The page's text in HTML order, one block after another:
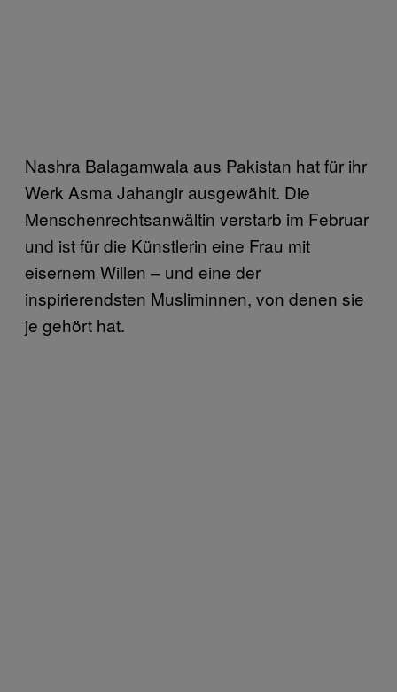
Nashra Balagamwala aus Pakistan hat für ihr
Werk Asma Jahangir ausgewählt. Die
Menschenrechtsanwältin verstarb im Februar
und ist für die Künstlerin eine Frau mit
eisernem Willen – und eine der
inspirierendsten Musliminnen, von denen sie
je gehört hat.